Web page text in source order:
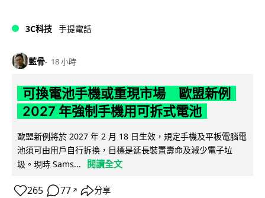
3C科技 手提電話
藍骨 18 小時
可換電池手機或重現市場 歐盟新例
2027 年強制手機用可拆式電池
歐盟新例將於 2027 年 2 月 18 日生效，規定手機及平板電腦電
池須可由用戶自行拆換，目標是延長裝置壽命及減少電子垃
圾。現時 Sams...
閱讀全文
265 77 ↗ 分享